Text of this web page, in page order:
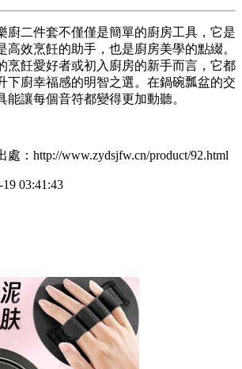
廚二件套不僅僅是簡單的廚房工具，它是
高效烹飪的助手，也是廚房美學的點綴。
烹飪愛好者或初入廚房的新手而言，它都
下廚幸福感的明智之選。在鍋碗瓢盆的交
能讓每個音符都變得更加動聽。
：http://www.zydsjfw.cn/product/92.html
03:41:43